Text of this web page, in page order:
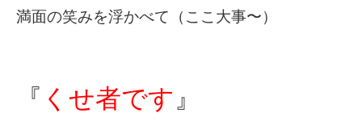
満面の笑みを浮かべて（ここ大事〜）
『 くせ者です 』